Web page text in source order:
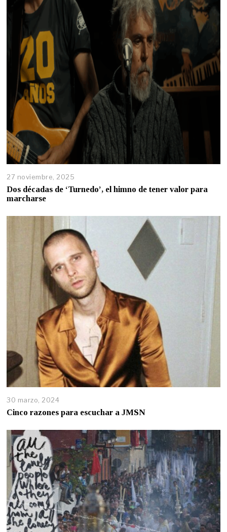
27 noviembre, 2025
Dos décadas de ‘Turnedo’, el himno de tener valor para
marcharse
30 marzo, 2024
Cinco razones para escuchar a JMSN